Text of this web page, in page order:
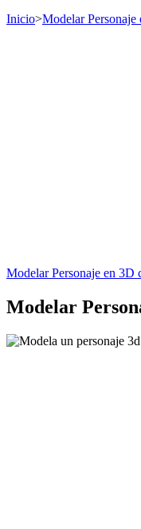
Inicio>Modelar
Modelar Personaje en 3D
Modelar